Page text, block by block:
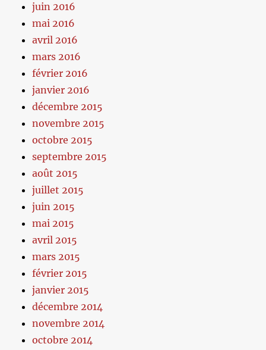
juin 2016
mai 2016
avril 2016
mars 2016
février 2016
janvier 2016
décembre 2015
novembre 2015
octobre 2015
septembre 2015
août 2015
juillet 2015
juin 2015
mai 2015
avril 2015
mars 2015
février 2015
janvier 2015
décembre 2014
novembre 2014
octobre 2014